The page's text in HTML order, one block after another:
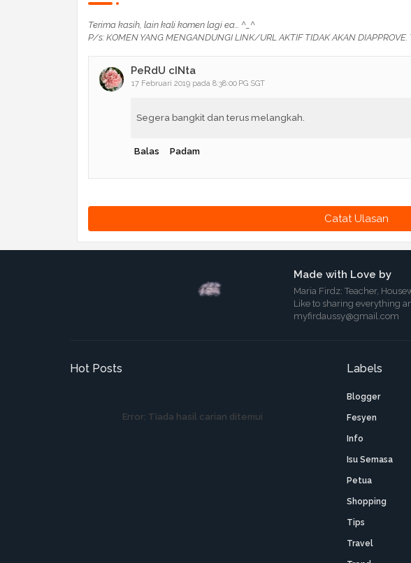
Terima kasih, lain kali komen lagi ea... ^_^
P/s: KOMEN YANG MENGANDUNGI LINK/URL AKTIF TIDAK AKAN DIAPPROVE.
PeRdU cINta
17 Februari 2019 pada 8:38:00 PG SGT
Segera bangkit dan terus melangkah.
Balas Padam
Catat Ulasan
Made with Love by
Maria Firdz: Teacher,
Like to sharing everything
myfirdaussy@gmail.com
Hot Posts
Error: Tiada hasil carian ditemui
Labels
Blogger
Fesyen
Info
Isu Semasa
Petua
Shopping
Tips
Travel